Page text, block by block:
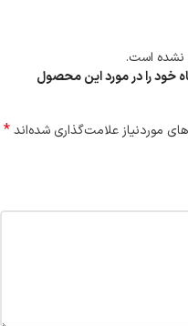
نشده است.
خود را در مورد این محصول
موردنیاز علامت‌گذاری شده‌اند*